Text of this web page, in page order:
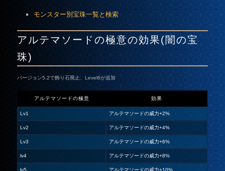
モンスター別宝珠一覧と検索
アルテマソードの極意の効果(闇の宝
珠)
バージョン5.2で飾り石廃止、Level6が追加
アルテマソードの極意 効果
Lv1 アルテマソードの威力+2%
Lv2 アルテマソードの威力+4%
Lv3 アルテマソードの威力+6%
lv4 アルテマソードの威力+8%
lv5 アルテマソードの威力+10%